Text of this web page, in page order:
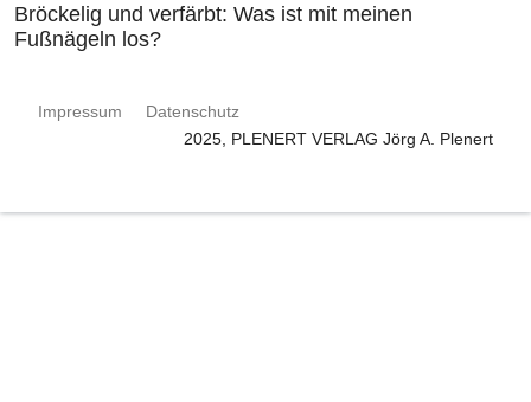
Bröckelig und verfärbt: Was ist mit meinen
Fußnägeln los?
Impressum
Datenschutz
2025, PLENERT VERLAG Jörg A. Plenert